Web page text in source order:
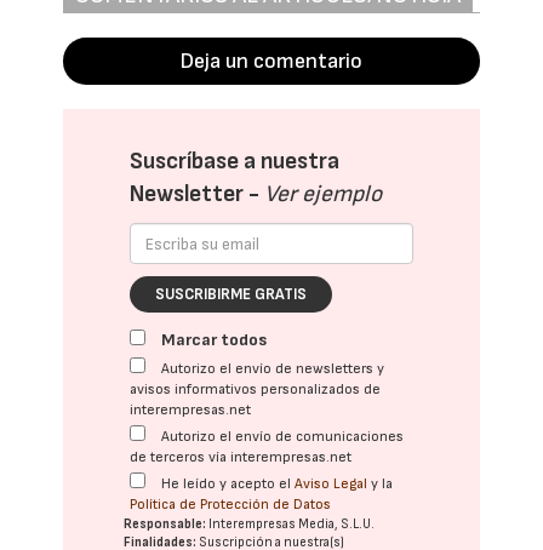
Deja un comentario
Suscríbase a nuestra
Newsletter - Ver ejemplo
SUSCRIBIRME GRATIS
Marcar todos
Autorizo el envío de newsletters y
avisos informativos personalizados de
interempresas.net
Autorizo el envío de comunicaciones
de terceros vía interempresas.net
He leído y acepto elAviso Legal y la
Política de Protección de Datos
Responsable: Interempresas Media, S.L.U.
Finalidades: Suscripción a nuestra(s)